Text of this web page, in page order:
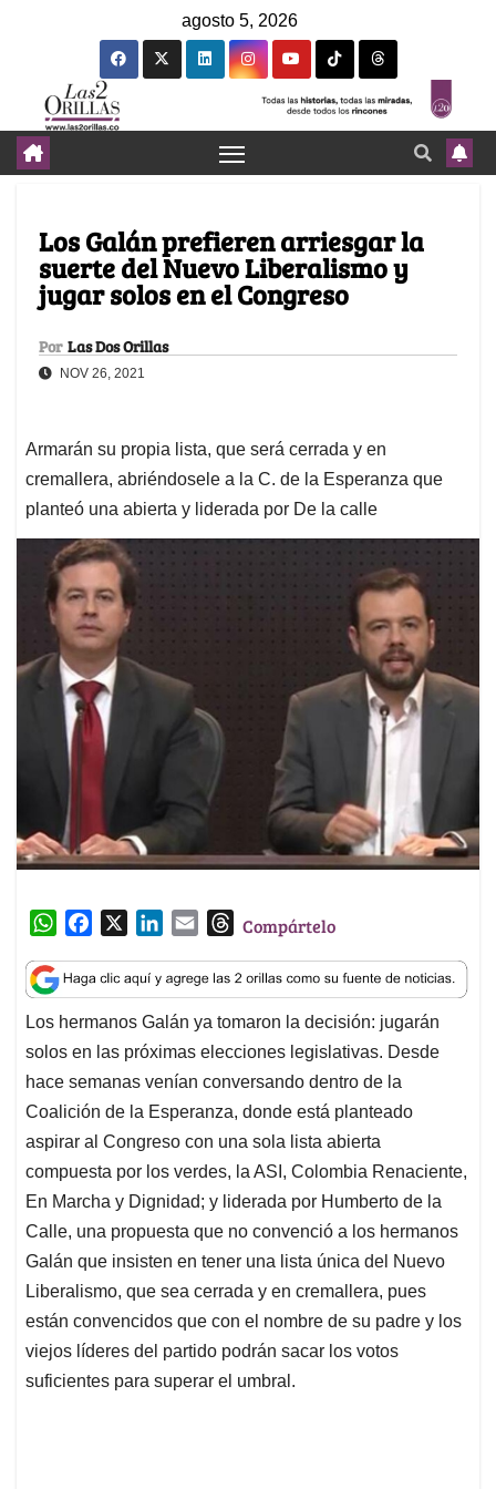
agosto 5, 2026
Los Galán prefieren arriesgar la
suerte del Nuevo Liberalismo y
jugar solos en el Congreso
Por Las Dos Orillas
NOV 26, 2021
Armarán su propia lista, que será cerrada y en
cremallera, abriéndosele a la C. de la Esperanza que
planteó una abierta y liderada por De la calle
W
a
t
s
A
p
p
c
e
b
o
o
k
n
k
e
d
I
n
a
i
l
T
r
e
a
d
s
Compártelo
Los hermanos Galán ya tomaron la decisión: jugarán
solos en las próximas elecciones legislativas. Desde
hace semanas venían conversando dentro de la
Coalición de la Esperanza, donde está planteado
aspirar al Congreso con una sola lista abierta
compuesta por los verdes, la ASI, Colombia Renaciente,
En Marcha y Dignidad; y liderada por Humberto de la
Calle, una propuesta que no convenció a los hermanos
Galán que insisten en tener una lista única del Nuevo
Liberalismo, que sea cerrada y en cremallera, pues
están convencidos que con el nombre de su padre y los
viejos líderes del partido podrán sacar los votos
suficientes para superar el umbral.